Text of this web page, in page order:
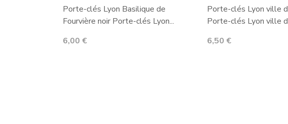
Porte-clés Lyon Basilique de
Fourvière noir Porte-clés Lyon...
Prix
6,00 €
Porte-clés Lyon ville
Porte-clés Lyon ville
Prix
6,50 €